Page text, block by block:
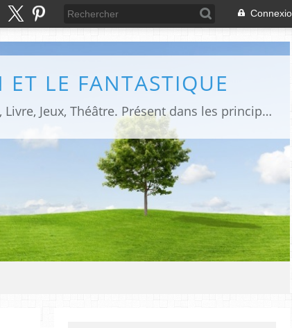
ET LE FANTASTIQUE
Site sur toute la culture des genres de l'imaginaire: BD, Cinéma, Livre, Jeux, Théâtre. Présent dans les principaux festivals de film fantastique e de science-fiction, salons et conventions.